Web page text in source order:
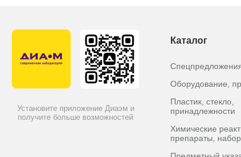
Установите приложение Диаэм и
получите больше возможностей
Каталог
Оборудование,
Пластик, стекло,
принадлежности
Химические
препараты,